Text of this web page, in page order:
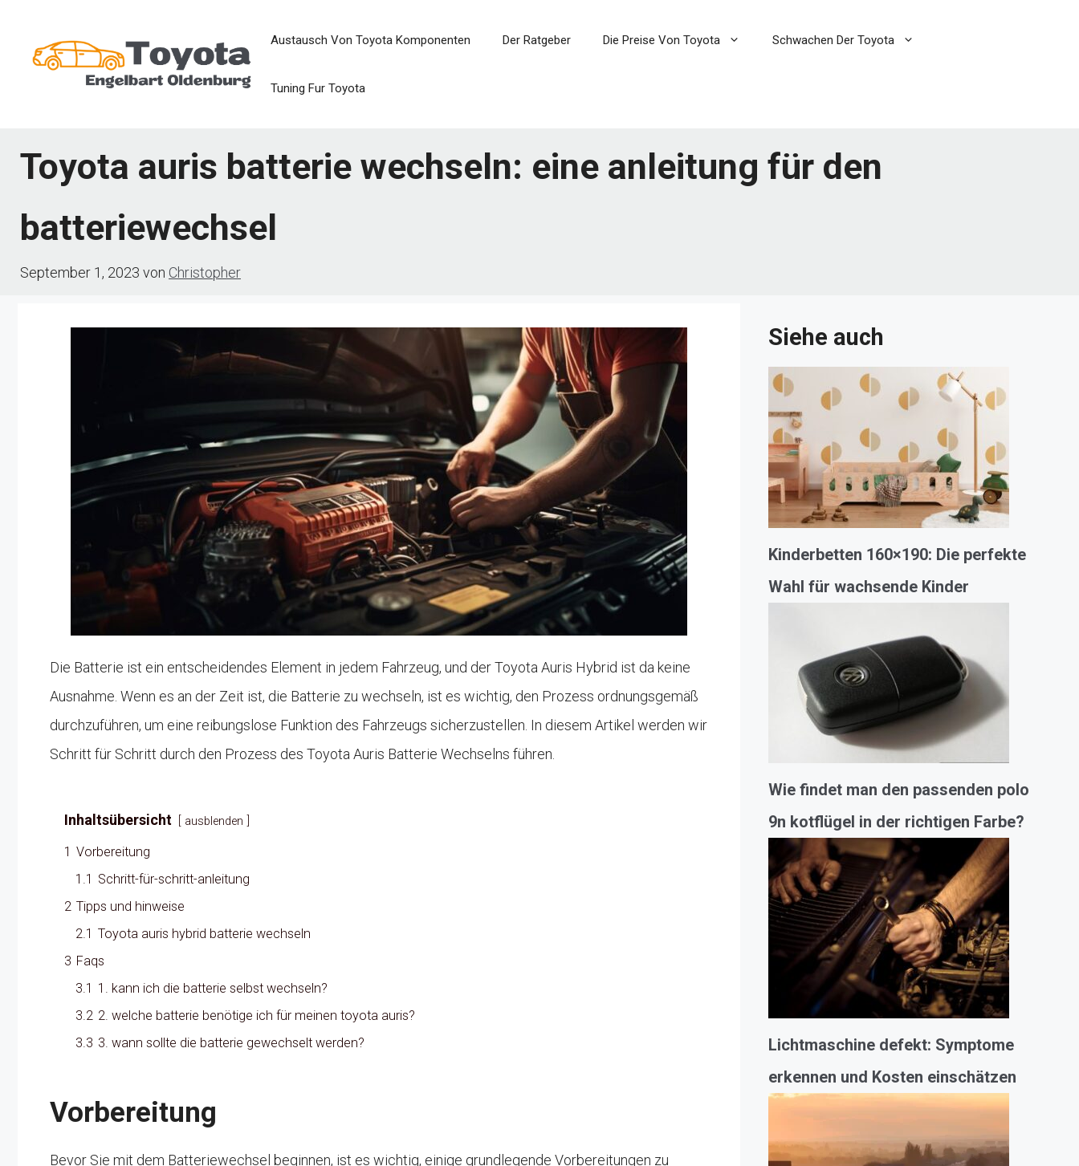
springen
Austausch Von Toyota Komponenten Der Ratgeber Die Preise Von Toyota Schwachen Der Toyota
Tuning Fur Toyota
Toyota auris batterie wechseln: eine anleitung für den
batteriewechsel
September 1, 2023 von Christopher
Die Batterie ist ein entscheidendes Element in jedem Fahrzeug, und der Toyota Auris Hybrid ist da keine
Ausnahme. Wenn es an der Zeit ist, die Batterie zu wechseln, ist es wichtig, den Prozess ordnungsgemäß
durchzuführen, um eine reibungslose Funktion des Fahrzeugs sicherzustellen. In diesem Artikel werden wir
Schritt für Schritt durch den Prozess des Toyota Auris Batterie Wechselns führen.
Inhaltsübersicht ausblenden
1 Vorbereitung
1.1 Schritt-für-schritt-anleitung
2 Tipps und hinweise
2.1 Toyota auris hybrid batterie wechseln
3 Faqs
3.1 1. kann ich die batterie selbst wechseln?
3.2 2. welche batterie benötige ich für meinen toyota auris?
3.3 3. wann sollte die batterie gewechselt werden?
Vorbereitung
Bevor Sie mit dem Batteriewechsel beginnen, ist es wichtig, einige grundlegende Vorbereitungen zu
Siehe auch
Kinderbetten 160×190: Die perfekte
Wahl für wachsende Kinder
Wie findet man den passenden polo
9n kotflügel in der richtigen Farbe?
Lichtmaschine defekt: Symptome
erkennen und Kosten einschätzen